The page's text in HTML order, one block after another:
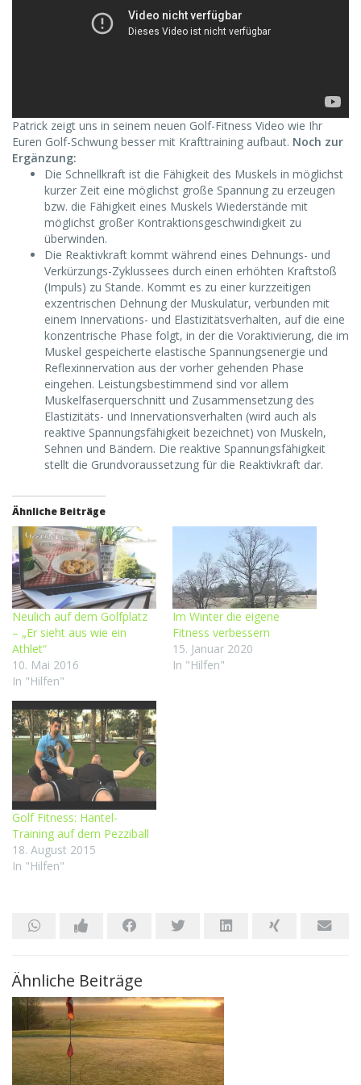
Patrick zeigt uns in seinem neuen Golf-Fitness Video wie Ihr
Euren Golf-Schwung besser mit Krafttraining aufbaut. Noch zur
Ergänzung:
Die Schnellkraft ist die Fähigkeit des Muskels in möglichst
kurzer Zeit eine möglichst große Spannung zu erzeugen
bzw. die Fähigkeit eines Muskels Wiederstände mit
möglichst großer Kontraktionsgeschwindigkeit zu
überwinden.
Die Reaktivkraft kommt während eines Dehnungs- und
Verkürzungs-Zyklussees durch einen erhöhten Kraftstoß
(Impuls) zu Stande. Kommt es zu einer kurzzeitigen
exzentrischen Dehnung der Muskulatur, verbunden mit
einem Innervations- und Elastizitätsverhalten, auf die eine
konzentrische Phase folgt, in der die Voraktivierung, die im
Muskel gespeicherte elastische Spannungsenergie und
Reflexinnervation aus der vorher gehenden Phase
eingehen. Leistungsbestimmend sind vor allem
Muskelfaserquerschnitt und Zusammensetzung des
Elastizitäts- und Innervationsverhalten (wird auch als
reaktive Spannungsfähigkeit bezeichnet) von Muskeln,
Sehnen und Bändern. Die reaktive Spannungsfähigkeit
stellt die Grundvoraussetzung für die Reaktivkraft dar.
Ähnliche Beiträge
Neulich auf dem Golfplatz
– „Er sieht aus wie ein
Athlet“
10. Mai 2016
In "Hilfen"
Im Winter die eigene
Fitness verbessern
15. Januar 2020
In "Hilfen"
Golf Fitness: Hantel-
Training auf dem Pezziball
18. August 2015
In "Hilfen"
Ähnliche Beiträge